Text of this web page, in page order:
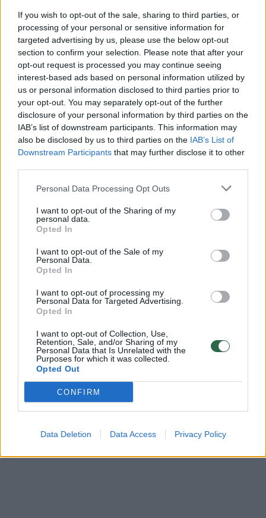
If you wish to opt-out of the sale, sharing to third parties, or
processing of your personal or sensitive information for
targeted advertising by us, please use the below opt-out
section to confirm your selection. Please note that after your
opt-out request is processed you may continue seeing
interest-based ads based on personal information utilized by
us or personal information disclosed to third parties prior to
your opt-out. You may separately opt-out of the further
disclosure of your personal information by third parties on the
IAB’s list of downstream participants. This information may
also be disclosed by us to third parties on the IAB’s List of
Downstream Participants that may further disclose it to other
Personal Data Processing Opt Outs
I want to opt-out of the Sharing of my
personal data.
Opted In
I want to opt-out of the Sale of my
Personal Data.
Opted In
I want to opt-out of processing my
Personal Data for Targeted Advertising.
Opted In
I want to opt-out of Collection, Use,
Retention, Sale, and/or Sharing of my
Personal Data that Is Unrelated with the
Purposes for which it was collected.
Opted Out
CONFIRM
Data Deletion Data Access Privacy Policy
viršūnę muzikos platformoje „Bandcamp“.
Birštonui „The Schwings Band“ parengė
nuotaikingą programą iš naujausio albumo.
Publikos laukia ir tradicinio džiazo septeto
„Collaborative Jazz Septet“ (vadovas Karolis
Šarkus), atliekančio bibopo ir hardbopo stilių
įkvėptą autorinę muziką, debiutas.
23-asis tarptautinis džiazo festivalis
„Birštonas“ vyks kovo 27–29 d. Birštono
kultūros centre (BKC). Bilietus galima įsigyti
Kakava.lt platformoje ir BKC kasoje.
džiazas Birštono džiazo festivalis
Komentuoti po šiuo straipsniu
Komentuoti gali tik Lrytas registruoti vartotojai.
Prisijunkite prie registruotų vartotojų
bendruomenės ir bendraukite komentaruose!
Rodyti komentarus
Prisijungti komentatoriams